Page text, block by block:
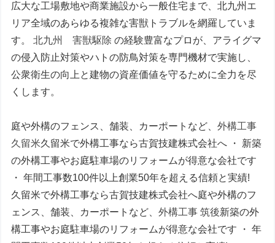
広大な工場敷地や商業施設から一般住宅まで、北九州エ
リア全域のあらゆる複雑な害獣トラブルを網羅していま
す。北九州 害獣駆除 の経験豊富なプロが、アライグマ
の侵入防止対策やハトの防鳥対策を専門機材で実施し、
公衆衛生の向上と建物の資産価値を守るために全力を尽
くします。
庭や外構のフェンス、舗装、カーポートなど、外構工事
久留米久留米で外構工事なら古賀技建株式会社へ ・ 新築
の外構工事やお庭駐車場のリフォームが得意な会社です
・ 年間工事数100件以上創業50年を超える信頼と実績!
久留米で外構工事なら古賀技建株式会社へ庭や外構のフ
ェンス、舗装、カーポートなど、外構工事 筑後新築の外
構工事やお庭駐車場のリフォームが得意な会社です ・ 年